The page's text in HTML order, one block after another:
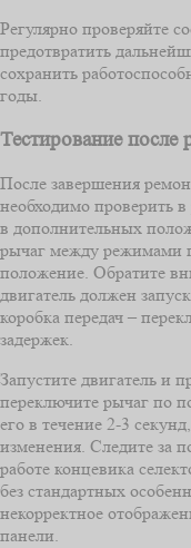
Регулярно проверяйте
предотвратить
сохранить
годы.
Тестирование после
После завершения
необходимо проверить
в дополнительных
рычаг между режимами
положение. Обратите
двигатель должен
коробка передач –
задержек.
Запустите двигатель и
переключите рычаг по
его в течение 2-3
изменения. Следите за
работе концевика
без стандартных
некорректное
панели.